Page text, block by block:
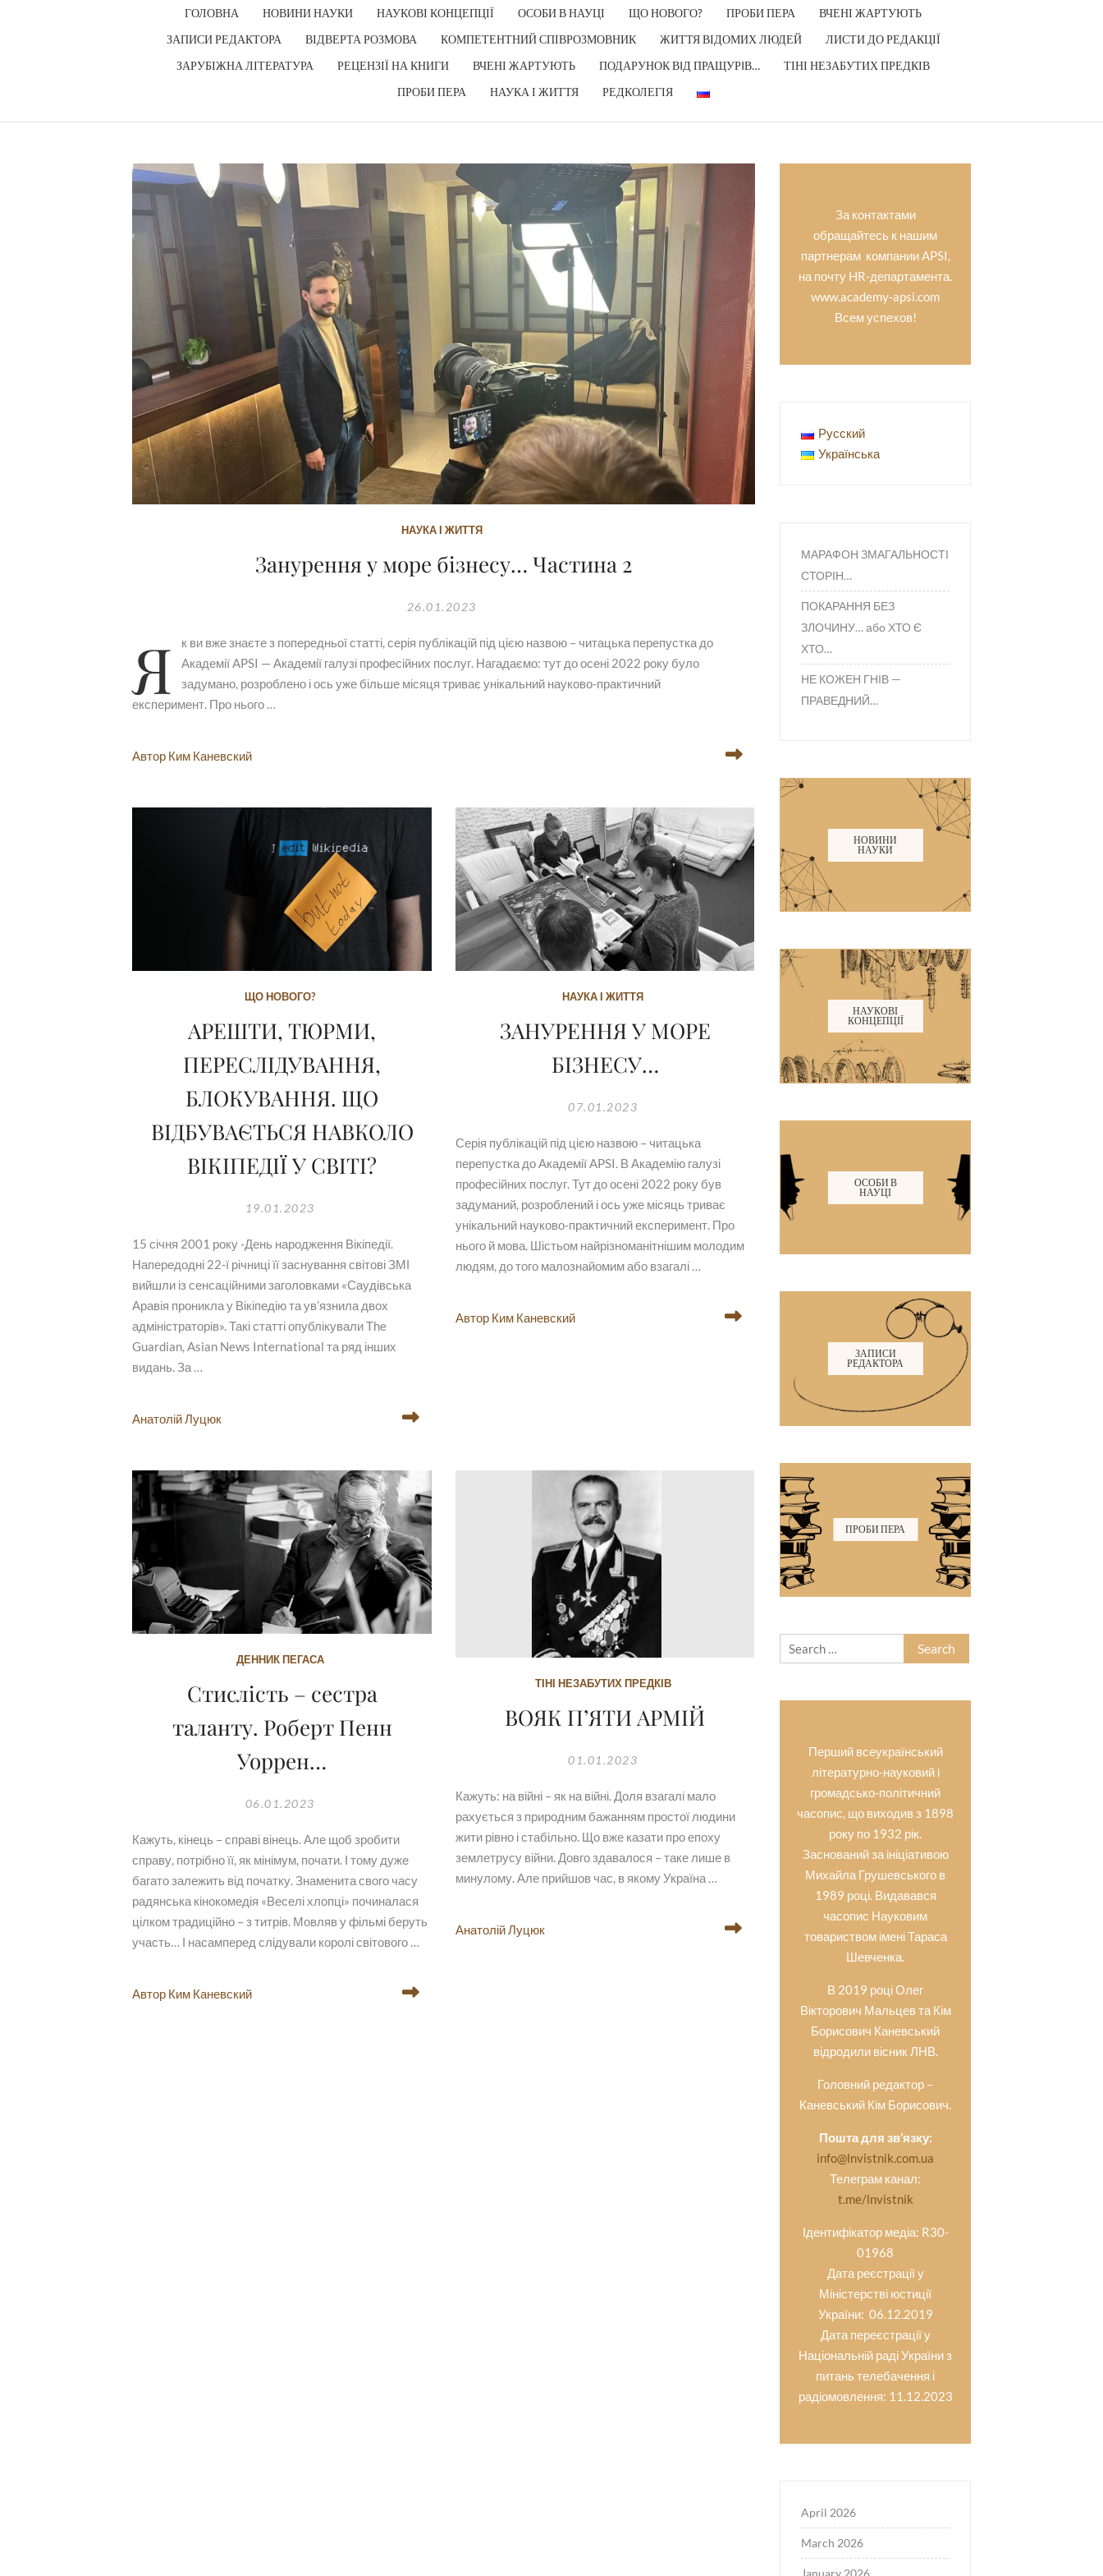
ГОЛОВНА НОВИНИ НАУКИ НАУКОВІ КОНЦЕПЦІЇ ОСОБИ В НАУЦІ ЩО НОВОГО? ПРОБИ ПЕРА
ВЧЕНІ ЖАРТУЮТЬ
ЗАПИСИ РЕДАКТОРА
ВІДВЕРТА РОЗМОВА КОМПЕТЕНТНИЙ СПІВРОЗМОВНИК ЖИТТЯ ВІДОМИХ ЛЮДЕЙ
ЛИСТИ ДО РЕДАКЦІЇ
ЗАРУБІЖНА ЛІТЕРАТУРА
РЕЦЕНЗІЇ НА КНИГИ ВЧЕНІ ЖАРТУЮТЬ ПОДАРУНОК ВIД ПРАЩУРIВ…
ТІНІ НЕЗАБУТИХ ПРЕДКІВ
ПРОБИ ПЕРА
НАУКА І ЖИТТЯ РЕДКОЛЕГІЯ
НАУКА І ЖИТТЯ
Занурення у море бізнесу… Частина 2
26.01.2023
Я
к ви вже знаєте з попередньої статті, серія публікацій під цією назвою – читацька перепустка до
Академії APSI — Академії галузі професійних послуг. Нагадаємо: тут до осені 2022 року було
задумано, розроблено і ось уже більше місяця триває унікальний науково-практичний
експеримент. Про нього …
Автор Ким Каневский
ЩО НОВОГО?
АРЕШТИ, ТЮРМИ,
ПЕРЕСЛІДУВАННЯ,
БЛОКУВАННЯ. ЩО
ВІДБУВАЄТЬСЯ НАВКОЛО
ВІКІПЕДІЇ У СВІТІ?
19.01.2023
15 січня 2001 року -День народження Вікіпедії.
Напередодні 22-ї річниці її заснування світові ЗМІ
вийшли із сенсаційними заголовками «Саудівська
Аравія проникла у Вікіпедію та ув’язнила двох
адміністраторів». Такі статті опублікували The
Guardian, Asian News International та ряд інших
видань. За …
Анатолій Луцюк
НАУКА І ЖИТТЯ
ЗАНУРЕННЯ У МОРЕ
БІЗНЕСУ…
07.01.2023
Серія публікацій під цією назвою – читацька
перепустка до Академії APSI. В Академію галузі
професійних послуг. Тут до осені 2022 року був
задуманий, розроблений і ось уже місяць триває
унікальний науково-практичний експеримент. Про
нього й мова. Шістьом найрізноманітнішим молодим
людям, до того малознайомим або взагалі …
Автор Ким Каневский
ДЕННИК ПЕГАСА
Стислість – сестра
таланту. Роберт Пенн
Уоррен…
06.01.2023
Кажуть, кінець – справі вінець. Але щоб зробити
справу, потрібно її, як мінімум, почати. І тому дуже
багато залежить від початку. Знаменита свого часу
радянська кінокомедія «Веселі хлопці» починалася
цілком традиційно – з титрів. Мовляв у фільмі беруть
участь… І насамперед слідували королі світового …
Автор Ким Каневский
ТІНІ НЕЗАБУТИХ ПРЕДКІВ
ВОЯК П’ЯТИ АРМІЙ
01.01.2023
Кажуть: на війні – як на війні. Доля взагалі мало
рахується з природним бажанням простої людини
жити рівно і стабільно. Що вже казати про епоху
землетрусу війни. Довго здавалося – таке лише в
минулому. Але прийшов час, в якому Україна …
Анатолій Луцюк
За контактами
обращайтесь к нашим
партнерам компании APSI,
на почту HR-департамента.
www.academy-apsi.com
Всем успехов!
Русский
Українська
МАРАФОН ЗМАГАЛЬНОСТІ
СТОРІН…
ПОКАРАННЯ БЕЗ
ЗЛОЧИНУ… або ХТО Є
ХТО…
НЕ КОЖЕН ГНІВ —
ПРАВЕДНИЙ…
НОВИНИ
НАУКИ
НАУКОВІ
КОНЦЕПЦІЇ
ОСОБИ В
НАУЦІ
ЗАПИСИ
РЕДАКТОРА
ПРОБИ ПЕРА
Search
for:
Перший всеукраїнський
літературно-науковий і
громадсько-політичний
часопис, що виходив з 1898
року по 1932 рік.
Заснований за ініціативою
Михайла Грушевського в
1989 році. Видавався
часопис Науковим
товариством імені Тараса
Шевченка.
В 2019 році Олег
Вікторович Мальцев та Кім
Борисович Каневський
відродили вісник ЛНВ.
Головний редактор –
Каневський Кім Борисович.
Пошта для зв’язку:
info@lnvistnik.com.ua
Телеграм канал:
t.me/lnvistnik
Ідентифікатор медіа: R30-
01968
Дата реєстрації у
Міністерстві юстиції
України: 06.12.2019
Дата переєстрації у
Національній раді України з
питань телебачення і
радіомовлення: 11.12.2023
April 2026
March 2026
January 2026